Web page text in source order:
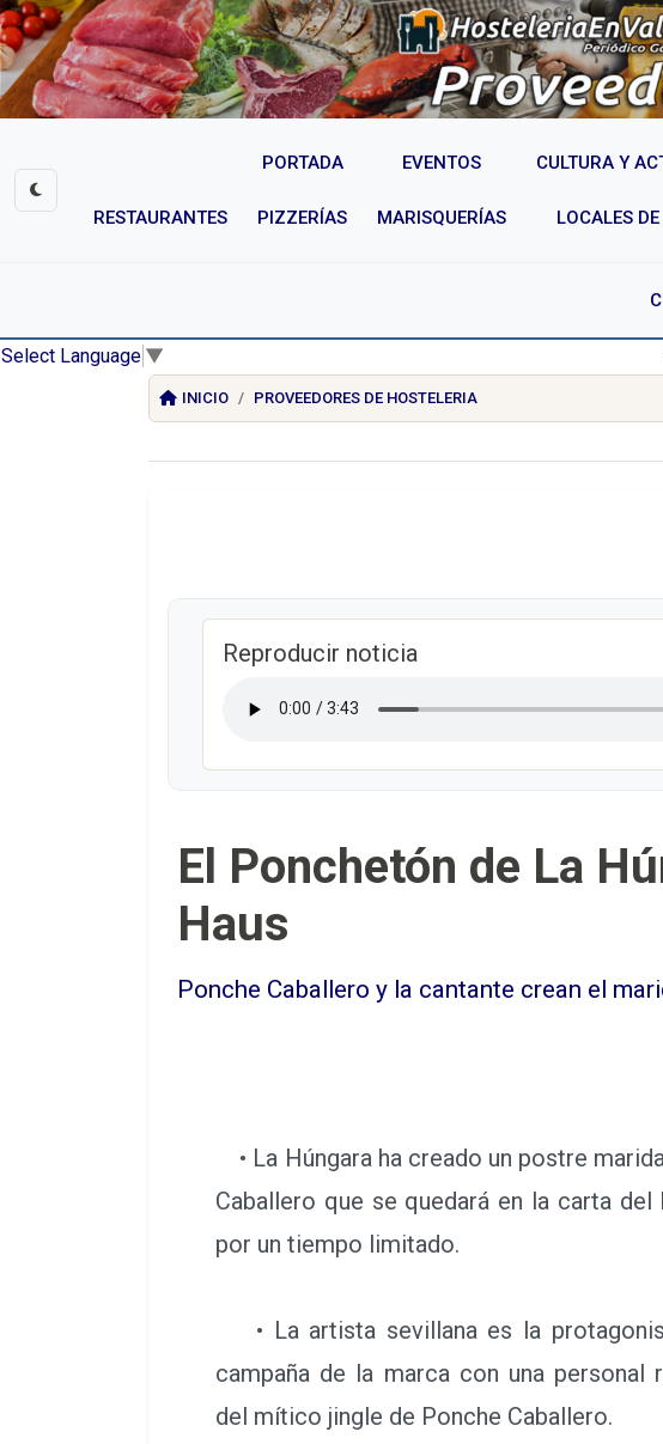
PORTADA EVENTOS CULTURA Y
RESTAURANTES PIZZERÍAS MARISQUERÍAS LOCALES
Select Language ▼
INICIO PROVEEDORES DE HOSTELERIA
Reproducir noticia
El Ponchetón de La
Haus
Ponche Caballero y la cantante crean el
• La Húngara ha creado un postre
Caballero que se quedará en la carta del
por un tiempo limitado.
• La artista sevillana es la
campaña de la marca con una personal
del mítico jingle de Ponche Caballero.